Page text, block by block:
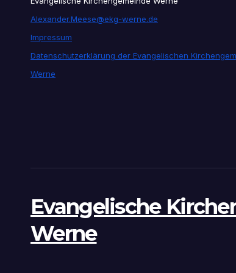
Alexander.Meese@ekg-werne.de
Impressum
Datenschutzerklärung der Evangelischen
Werne
Evangelische
Werne